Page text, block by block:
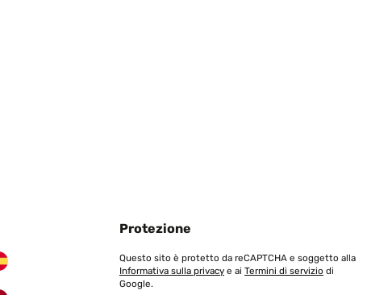
Protezione
Questo sito è protetto da reCAPTCHA e soggetto alla
Informativa sulla privacy e ai Termini di servizio di
Google.